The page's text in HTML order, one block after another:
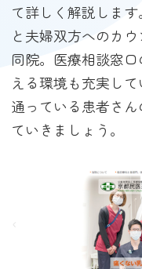
て詳しく解説しま
と夫婦双方へのカ
同院。医療相談窓
える環境も充実し
通っている患者さ
ていきましょう。